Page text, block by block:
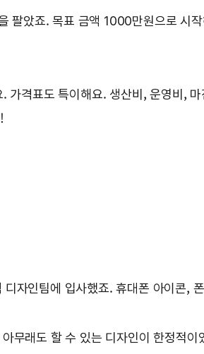
팔았죠. 목표 금액 1000만원으로 시
격표도 특이해요. 생산비, 운영비,
자인팀에 입사했죠. 휴대폰 아이콘,
무래도 할 수 있는 디자인이 한정적